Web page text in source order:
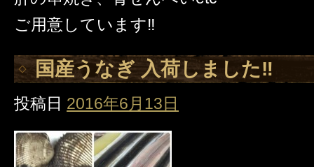
ご用意しています‼️
国産うなぎ 入荷しました‼️
投稿日 2016年6月13日